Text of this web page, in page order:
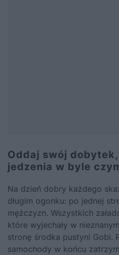
Oddaj swój
jedzenia w byle
Na dzień dobry każdego
długim ogonku: po jednej
mężczyzn. Wszystkich
które wyjechały w
stronę środka pustyni Gobi.
samochody w końcu